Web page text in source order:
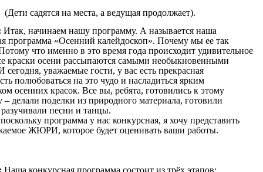
(Дети садятся на места, а ведущая продолжает).
Итак, начинаем нашу программу. А называется наша
программа «Осенний калейдоскоп». Почему мы ее так
что именно в это время года происходит удивительное
краски осени рассыпаются самыми необыкновенными
сегодня, уважаемые гости, у вас есть прекрасная
полюбоваться на это чудо и насладиться ярким
осенних красок. Все вы, ребята, готовились к этому
– делали поделки из природного материала, готовили
песни и танцы.
программа у нас конкурсная, я хочу представить
ЖЮРИ, которое будет оценивать ваши работы.